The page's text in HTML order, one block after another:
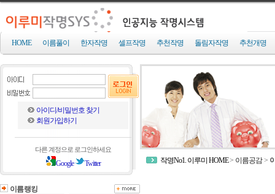
HOME 이름풀이 한자작명 셀프작명 추천작명 돌림자작명 추천개명
아이디/비밀번호 찾기
회원가입하기
다른 계정으로 로그인하세요
Google Twitter
이름랭킹
작명No1. 이루미 HOME> 이름공감>